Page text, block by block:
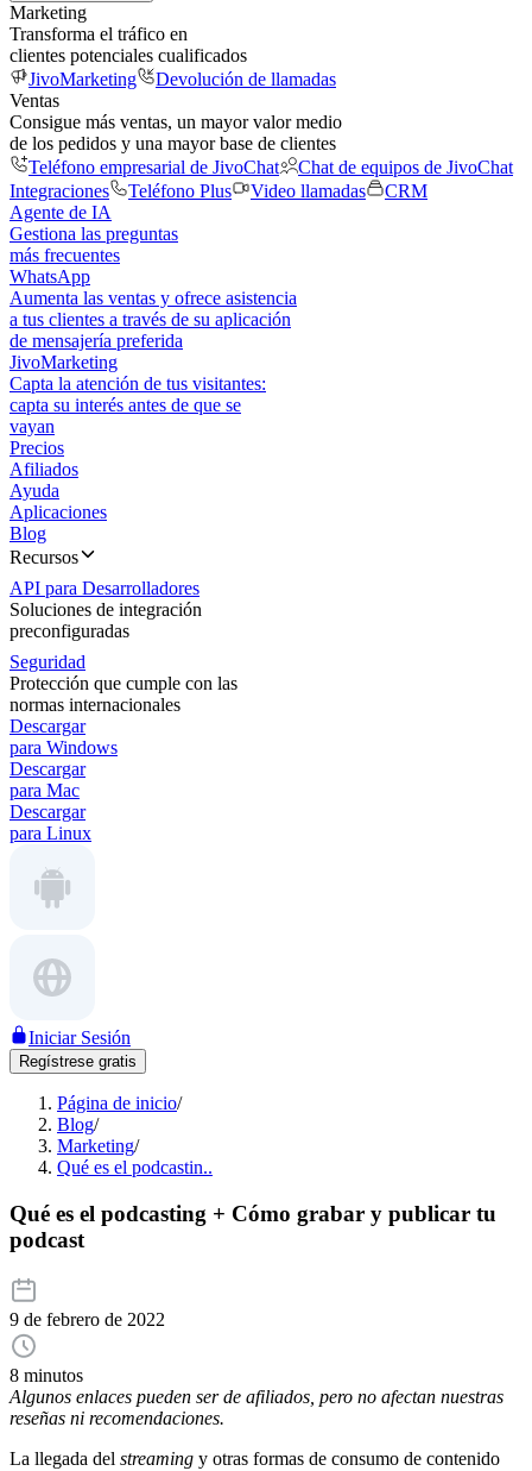
Marketing
Transforma el tráfico en
clientes potenciales cualificados
JivoMarketing
Devolución de llamadas
Ventas
Consigue más ventas, un mayor valor medio
de los pedidos y una mayor base de clientes
Teléfono empresarial de JivoChat
Chat de equipos de JivoChat
Integraciones
Teléfono Plus Video llamadas
CRM
Agente de IA
Gestiona las preguntas
más frecuentes
WhatsApp
Aumenta las ventas y ofrece asistencia
a tus clientes a través de su aplicación
de mensajería preferida
JivoMarketing
Capta la atención de tus visitantes:
capta su interés antes de que se
vayan
Precios
Afiliados
Ayuda
Aplicaciones
Blog
Recursos
API para Desarrolladores
Soluciones de integración
preconfiguradas
Seguridad
Protección que cumple con las
normas internacionales
Descargar
para Windows
Descargar
para Mac
Descargar
para Linux
Iniciar Sesión
Regístrese gratis
Página de inicio/
Blog/
Marketing/
Qué es el podcastin..
Qué es el podcasting + Cómo grabar y publicar tu
podcast
9 de febrero de 2022
8 minutos
Algunos enlaces pueden ser de afiliados, pero no afectan nuestras
reseñas ni recomendaciones.
La llegada del streaming y otras formas de consumo de contenido